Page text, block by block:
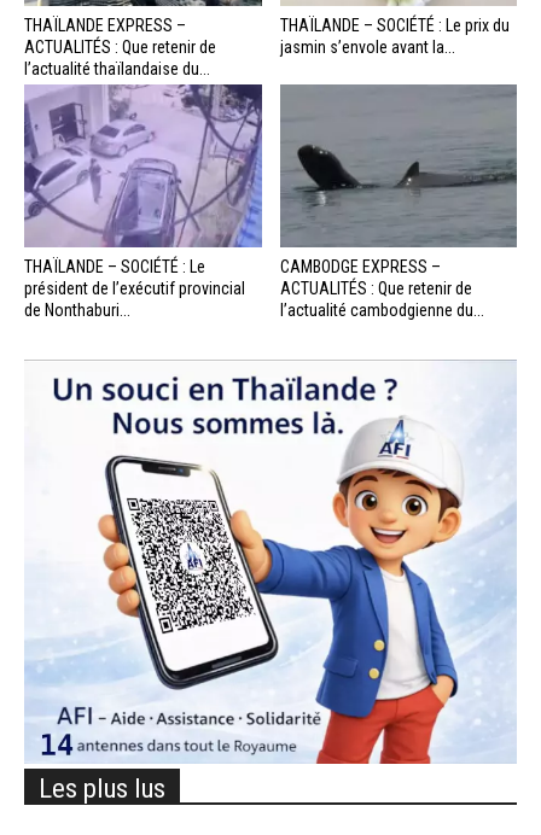
THAÏLANDE EXPRESS –
ACTUALITÉS : Que retenir de
l’actualité thaïlandaise du...
THAÏLANDE – SOCIÉTÉ : Le prix du
jasmin s’envole avant la...
THAÏLANDE – SOCIÉTÉ : Le
président de l’exécutif provincial
de Nonthaburi...
CAMBODGE EXPRESS –
ACTUALITÉS : Que retenir de
l’actualité cambodgienne du...
Les plus lus